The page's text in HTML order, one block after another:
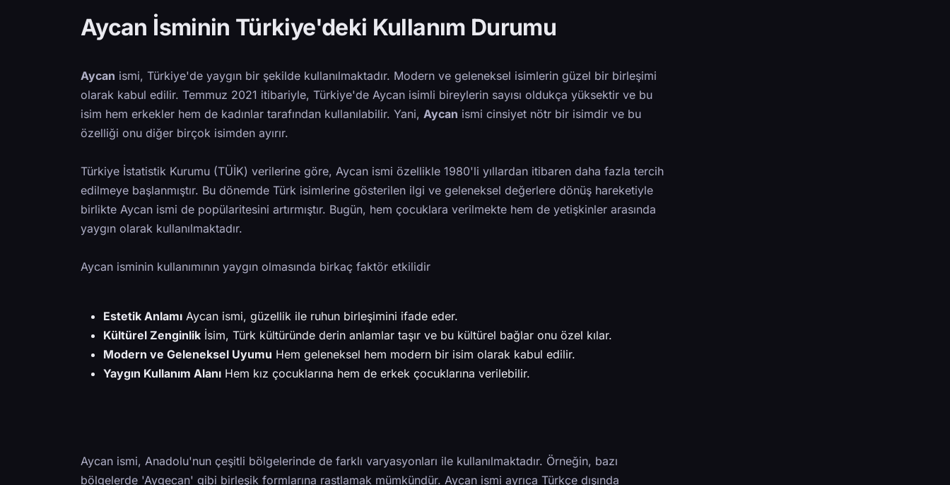
Aycan İsminin Türkiye'deki Kullanım Durumu
Aycan ismi, Türkiye'de yaygın bir şekilde kullanılmaktadır. Modern ve geleneksel isimlerin güzel bir birleşimi
olarak kabul edilir. Temmuz 2021 itibariyle, Türkiye'de Aycan isimli bireylerin sayısı oldukça yüksektir ve bu
isim hem erkekler hem de kadınlar tarafından kullanılabilir. Yani, Aycan ismi cinsiyet nötr bir isimdir ve bu
özelliği onu diğer birçok isimden ayırır.
Türkiye İstatistik Kurumu (TÜİK) verilerine göre, Aycan ismi özellikle 1980'li yıllardan itibaren daha fazla tercih
edilmeye başlanmıştır. Bu dönemde Türk isimlerine gösterilen ilgi ve geleneksel değerlere dönüş hareketiyle
birlikte Aycan ismi de popülaritesini artırmıştır. Bugün, hem çocuklara verilmekte hem de yetişkinler arasında
yaygın olarak kullanılmaktadır.
Aycan isminin kullanımının yaygın olmasında birkaç faktör etkilidir
Estetik Anlamı Aycan ismi, güzellik ile ruhun birleşimini ifade eder.
Kültürel Zenginlik İsim, Türk kültüründe derin anlamlar taşır ve bu kültürel bağlar onu özel kılar.
Modern ve Geleneksel Uyumu Hem geleneksel hem modern bir isim olarak kabul edilir.
Yaygın Kullanım Alanı Hem kız çocuklarına hem de erkek çocuklarına verilebilir.
Aycan ismi, Anadolu'nun çeşitli bölgelerinde de farklı varyasyonları ile kullanılmaktadır. Örneğin, bazı
bölgelerde 'Aygecan' gibi birleşik formlarına rastlamak mümkündür. Aycan ismi ayrıca Türkçe dışında